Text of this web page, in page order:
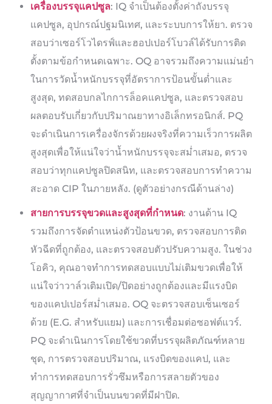
เครื่องบรรจุแคปซูล: IQ จำเป็นต้องตั้งค่าถังบรรจุ
แคปซูล, อุปกรณ์ปฐมนิเทศ, และระบบการให้ยา. ตรวจ
สอบว่าเซอร์โวไดรฟ์และฮอปเปอร์โบวล์ได้รับการติด
ตั้งตามข้อกำหนดเฉพาะ. OQ อาจรวมถึงความแม่นยำ
ในการวัดน้ำหนักบรรจุที่อัตราการป้อนขั้นต่ำและ
สูงสุด, ทดสอบกลไกการล็อคแคปซูล, และตรวจสอบ
ผลตอบรับเกี่ยวกับปริมาณยาทางอิเล็กทรอนิกส์. PQ
จะดำเนินการเครื่องจักรด้วยผงจริงที่ความเร็วการผลิต
สูงสุดเพื่อให้แน่ใจว่าน้ำหนักบรรจุจะสม่ำเสมอ, ตรวจ
สอบว่าทุกแคปซูลปิดสนิท, และตรวจสอบการทำความ
สะอาด CIP ในภายหลัง. (ดูตัวอย่างกรณีด้านล่าง)
สายการบรรจุขวดและสูงสุดที่กำหนด: งานด้าน IQ
รวมถึงการจัดตำแหน่งตัวป้อนขวด, ตรวจสอบการติด
หัวฉีดที่ถูกต้อง, และตรวจสอบตัวปรับความสูง. ในช่วง
โอคิว, คุณอาจทำการทดสอบแบบไม่เติมขวดเพื่อให้
แน่ใจว่าวาล์วเติมเปิด/ปิดอย่างถูกต้องและมีแรงบิด
ของแคปเปอร์สม่ำเสมอ. OQ จะตรวจสอบเซ็นเซอร์
ด้วย (E.G. สำหรับแยม) และการเชื่อมต่อซอฟต์แวร์.
PQ จะดำเนินการโดยใช้ขวดที่บรรจุผลิตภัณฑ์หลาย
ชุด, การตรวจสอบปริมาณ, แรงบิดของแคป, และ
ทำการทดสอบการรั่วซึมหรือการสลายตัวของ
สุญญากาศที่จำเป็นบนขวดที่มีฝาปิด.